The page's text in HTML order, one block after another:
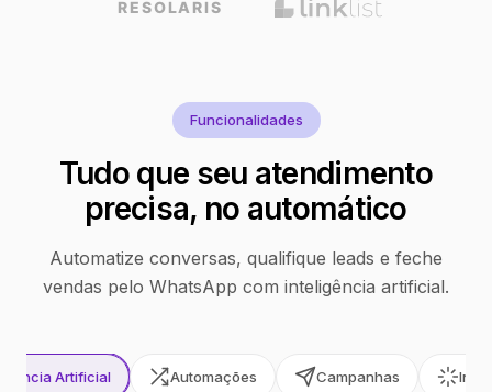
Funcionalidades
Tudo que seu atendimento
precisa, no automático
Automatize conversas, qualifique leads e feche
vendas pelo WhatsApp com inteligência artificial.
Artificial Automações Campanhas